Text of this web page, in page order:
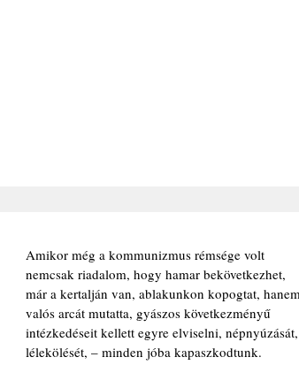
Amikor még a kommunizmus rémsége volt
nemcsak riadalom, hogy hamar bekövetkezhet,
már a kertalján van, ablakunkon kopogtat,
valós arcát mutatta, gyászos következményű
intézkedéseit kellett egyre elviselni, népnyúzását,
lélekölését, – minden jóba kapaszkodtunk.